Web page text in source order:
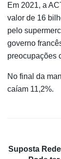
Em 2021, a
valor de 16
pelo
governo
preocupações
No final da
caíam 11,2%.
Suposta